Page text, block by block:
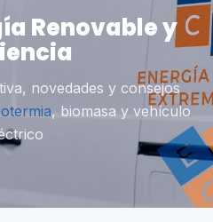
Renovable y
novedades y consejos
, biomasa y vehículo